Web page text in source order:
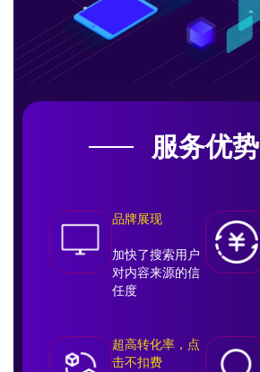
服务优势
品牌展现
加快了搜索用户
对内容来源的信
任度
超高转化率，点
击不扣费